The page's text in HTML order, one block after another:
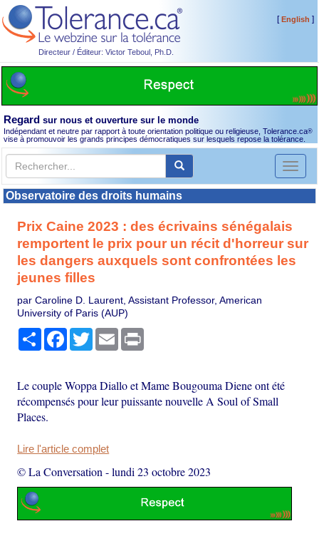
Directeur / Éditeur: Victor Teboul, Ph.D.
[English ]
Regard sur nous et ouverture sur le monde
Indépendant et neutre par rapport à toute orientation politique ou religieuse, Tolerance.ca®
vise à promouvoir les grands principes démocratiques sur lesquels repose la tolérance.
Toggle
Observatoire des droits humains
Prix Caine 2023 : des écrivains sénégalais
remportent le prix pour un récit d'horreur sur
les dangers auxquels sont confrontées les
jeunes filles
par Caroline D. Laurent, Assistant Professor, American
University of Paris (AUP)
PartagerFacebook
TwitterEmail
Le couple Woppa Diallo et Mame Bougouma Diene ont été
récompensés pour leur puissante nouvelle A Soul of Small
Places.
Lire l'article complet
© La Conversation -lundi 23 octobre 2023